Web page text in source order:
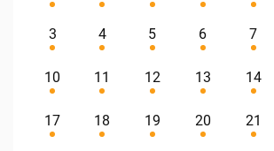
3 4 5 6 7
10 11 12 13 14
17 18 19 20 21